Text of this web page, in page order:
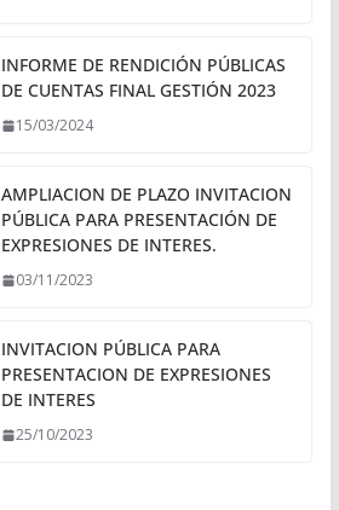
INFORME DE RENDICIÓN PÚBLICAS
DE CUENTAS FINAL GESTIÓN 2023
15/03/2024
AMPLIACION DE PLAZO INVITACION
PÚBLICA PARA PRESENTACIÓN DE
EXPRESIONES DE INTERES.
03/11/2023
INVITACION PÚBLICA PARA
PRESENTACION DE EXPRESIONES
DE INTERES
25/10/2023